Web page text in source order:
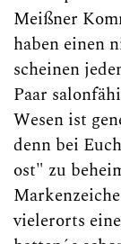
Meißner
haben einen
scheinen
Paar
Wesen ist
denn bei
ost" zu
vielerorts